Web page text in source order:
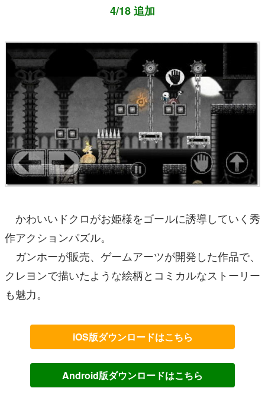
4/18 追加
かわいいドクロがお姫様をゴールに誘導していく秀
作アクションパズル。
ガンホーが販売、ゲームアーツが開発した作品で、
クレヨンで描いたような絵柄とコミカルなストーリー
も魅力。
iOS版ダウンロードはこちら
Android版ダウンロードはこちら